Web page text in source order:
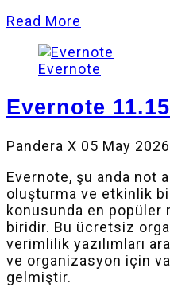
Read More
Evernote
Evernote
Pandera X 05 May 2026
Evernote, şu anda not
oluşturma ve etkinlik
konusunda en popüler
biridir. Bu ücretsiz
verimlilik yazılımları
ve organizasyon için
gelmiştir.